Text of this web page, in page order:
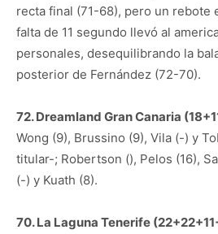
recta final (71-68), pero un rebote
falta de 11 segundo llevó al
personales, desequilibrando la
posterior de Fernández (72-70).
72. Dreamland Gran Canaria
Wong (9), Brussino (9), Vila (-) y
titular-; Robertson (), Pelos (16),
(-) y Kuath (8).
70. La Laguna Tenerife